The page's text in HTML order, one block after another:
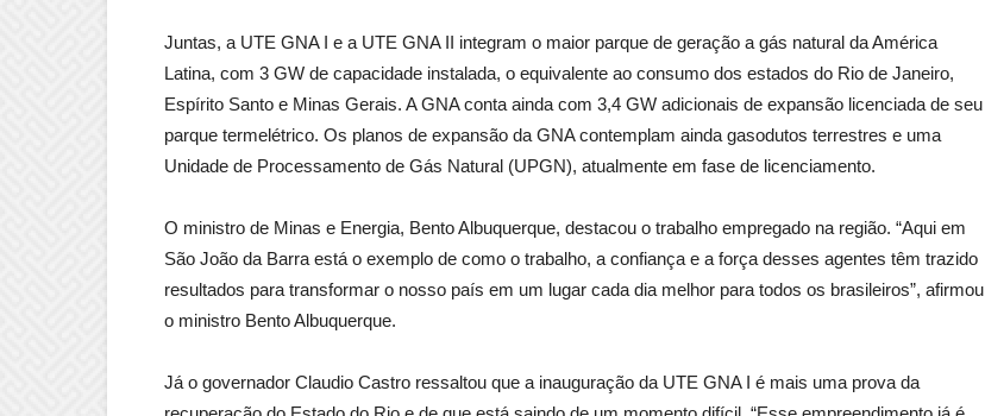
Juntas, a UTE GNA I e a UTE GNA II integram o maior parque de geração a gás natural da América
Latina, com 3 GW de capacidade instalada, o equivalente ao consumo dos estados do Rio de Janeiro,
Espírito Santo e Minas Gerais. A GNA conta ainda com 3,4 GW adicionais de expansão licenciada de seu
parque termelétrico. Os planos de expansão da GNA contemplam ainda gasodutos terrestres e uma
Unidade de Processamento de Gás Natural (UPGN), atualmente em fase de licenciamento.
O ministro de Minas e Energia, Bento Albuquerque, destacou o trabalho empregado na região. “Aqui em
São João da Barra está o exemplo de como o trabalho, a confiança e a força desses agentes têm trazido
resultados para transformar o nosso país em um lugar cada dia melhor para todos os brasileiros”, afirmou
o ministro Bento Albuquerque.
Já o governador Claudio Castro ressaltou que a inauguração da UTE GNA I é mais uma prova da